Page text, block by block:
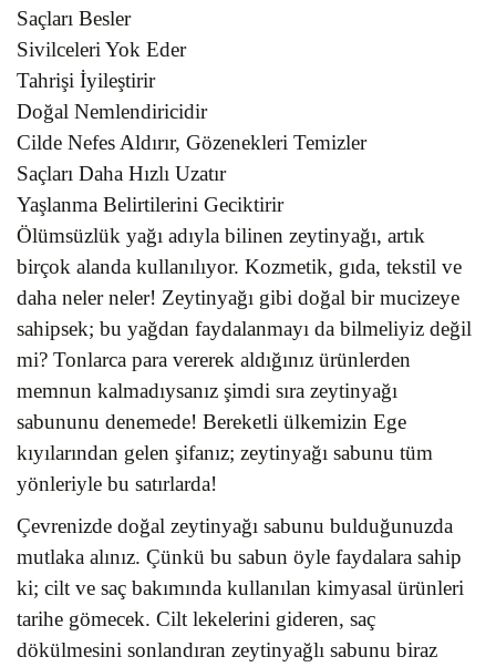
Saçları Besler
Sivilceleri Yok Eder
Tahrişi İyileştirir
Doğal Nemlendiricidir
Cilde Nefes Aldırır, Gözenekleri Temizler
Saçları Daha Hızlı Uzatır
Yaşlanma Belirtilerini Geciktirir
Ölümsüzlük yağı adıyla bilinen zeytinyağı, artık
birçok alanda kullanılıyor. Kozmetik, gıda, tekstil ve
daha neler neler! Zeytinyağı gibi doğal bir mucizeye
sahipsek; bu yağdan faydalanmayı da bilmeliyiz değil
mi? Tonlarca para vererek aldığınız ürünlerden
memnun kalmadıysanız şimdi sıra zeytinyağı
sabununu denemede! Bereketli ülkemizin Ege
kıyılarından gelen şifanız; zeytinyağı sabunu tüm
yönleriyle bu satırlarda!
Çevrenizde doğal zeytinyağı sabunu bulduğunuzda
mutlaka alınız. Çünkü bu sabun öyle faydalara sahip
ki; cilt ve saç bakımında kullanılan kimyasal ürünleri
tarihe gömecek. Cilt lekelerini gideren, saç
dökülmesini sonlandıran zeytinyağlı sabunu biraz